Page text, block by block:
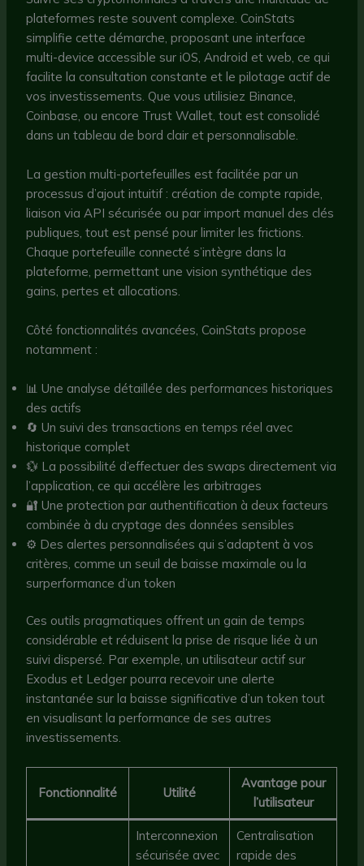
plateformes reste souvent complexe. CoinStats
simplifie cette démarche, proposant une interface
multi-device accessible sur iOS, Android et web, ce qui
facilite la consultation constante et le pilotage actif de
vos investissements. Que vous utilisiez Binance,
Coinbase, ou encore Trust Wallet, tout est consolidé
dans un tableau de bord clair et personnalisable.
La gestion multi-portefeuilles est facilitée par un
processus d’ajout intuitif : création de compte rapide,
liaison via API sécurisée ou par import manuel des clés
publiques, tout est pensé pour limiter les frictions.
Chaque portefeuille connecté s’intègre dans la
plateforme, permettant une vision synthétique des
gains, pertes et allocations.
Côté fonctionnalités avancées, CoinStats propose
notamment :
📊 Une analyse détaillée des performances historiques
des actifs
🔄 Un suivi des transactions en temps réel avec
historique complet
💱 La possibilité d’effectuer des swaps directement via
l’application, ce qui accélère les arbitrages
🔐 Une protection par authentification à deux facteurs
combinée à du cryptage des données sensibles
⚙️ Des alertes personnalisées qui s’adaptent à vos
critères, comme un seuil de baisse maximale ou la
surperformance d’un token
Ces outils pragmatiques offrent un gain de temps
considérable et réduisent la prise de risque liée à un
suivi dispersé. Par exemple, un utilisateur actif sur
Exodus et Ledger pourra recevoir une alerte
instantanée sur la baisse significative d’un token tout
en visualisant la performance de ses autres
investissements.
Fonctionnalité Utilité
Avantage pour
l’utilisateur
Interconnexion
sécurisée avec
Centralisation
rapide des